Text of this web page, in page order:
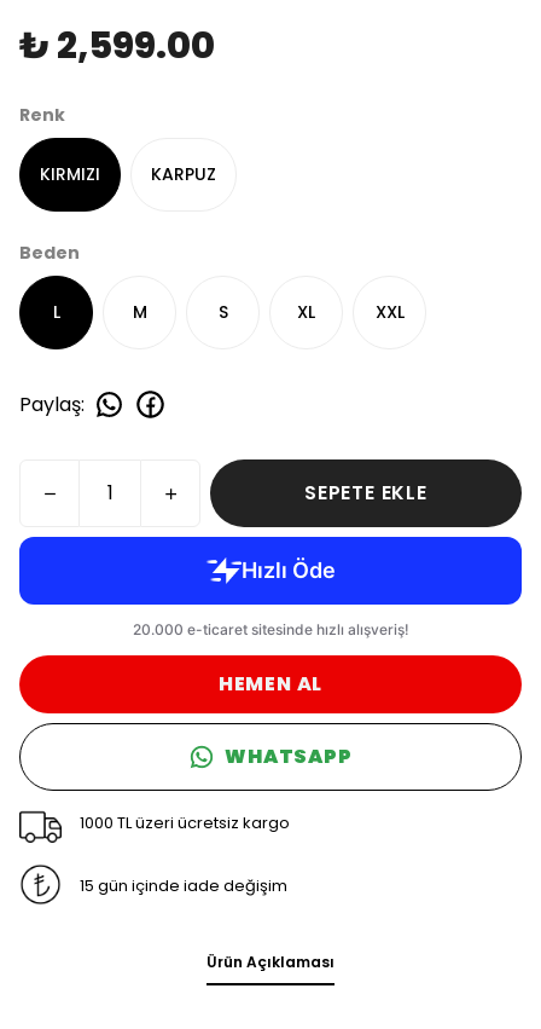
₺ 2,599.00
Renk
KIRMIZI KARPUZ
Beden
L M S XL XXL
Paylaş:
SEPETE EKLE
HEMEN AL
WHATSAPP
1000 TL üzeri ücretsiz kargo
15 gün içinde iade değişim
Ürün Açıklaması